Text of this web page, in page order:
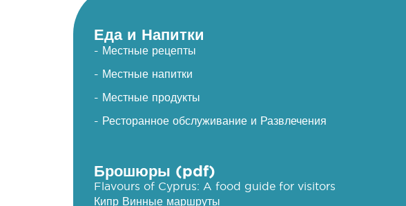
Еда и Напитки
- Местные рецепты
- Местные напитки
- Местные продукты
- Ресторанное обслуживание и Развлечения
Брошюры (pdf)
Flavours of Cyprus: A food guide for visitors
Кипр Винные маршруты